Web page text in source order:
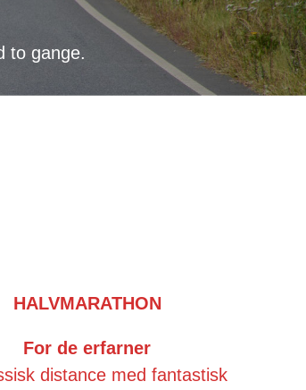
to gange.
HALVMARATHON
For de erfarner
distance med fantastisk